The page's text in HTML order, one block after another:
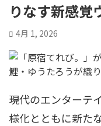
りなす新感覚
4月 1, 2026
現代のエンターテ
様化とともに新た